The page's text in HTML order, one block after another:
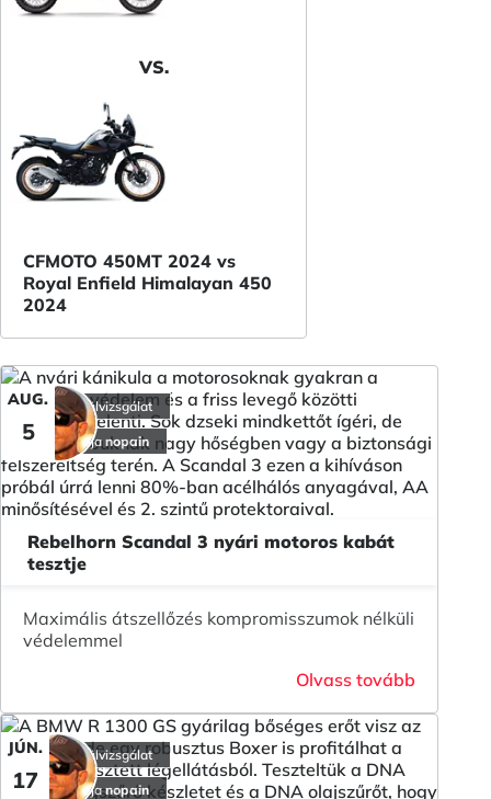
VS.
CFMOTO 450MT 2024 vs
Royal Enfield Himalayan 450
2024
Rebelhorn Scandal 3 nyári motoros kabát
tesztje
Teszt felülvizsgálat
a cikk írójanopain
AUG.
5
Maximális átszellőzés kompromisszumok nélküli
védelemmel
Olvass tovább
Teszt felülvizsgálat
a cikk írójanopain
JÚN.
17